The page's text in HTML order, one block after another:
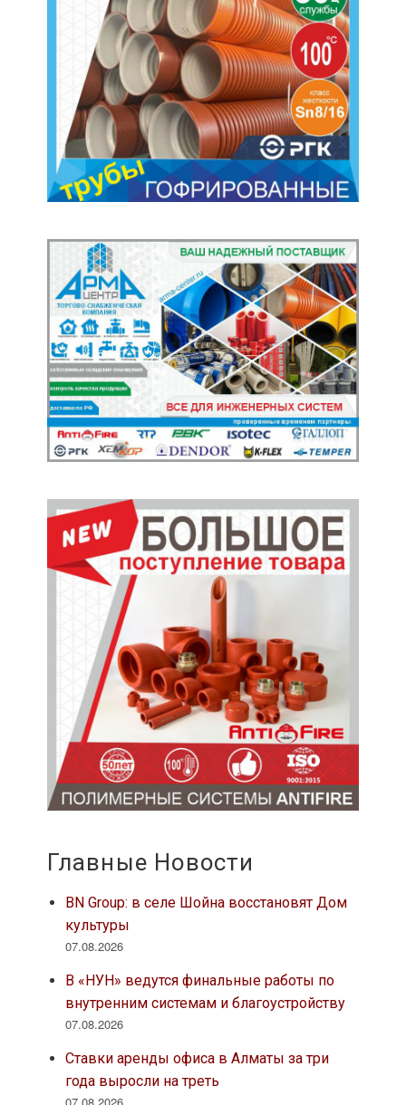
Главные Новости
BN Group: в селе Шойна восстановят Дом
культуры
07.08.2026
В «НУН» ведутся финальные работы по
внутренним системам и благоустройству
07.08.2026
Ставки аренды офиса в Алматы за три
года выросли на треть